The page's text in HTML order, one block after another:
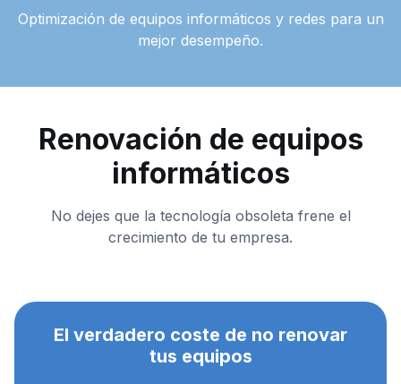
Optimización de equipos informáticos y redes para un
mejor desempeño.
Renovación de equipos
informáticos
No dejes que la tecnología obsoleta frene el
crecimiento de tu empresa.
El verdadero coste de no renovar
tus equipos